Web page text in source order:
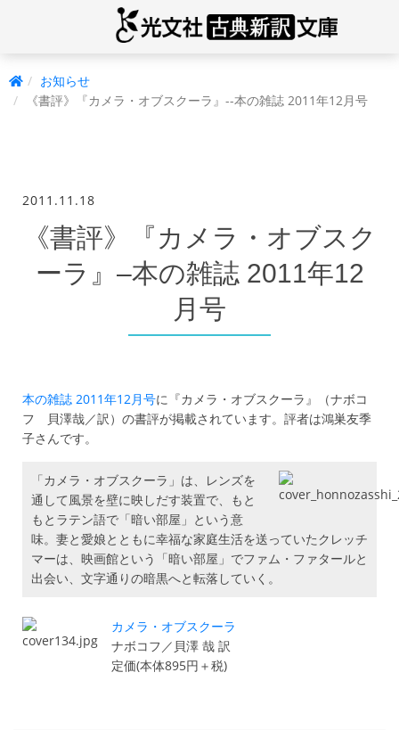
お知らせ
《書評》『カメラ・オブスクーラ』--本の雑誌 2011年12月号
2011.11.18
《書評》『カメラ・オブスク
ーラ』–本の雑誌 2011年12
月号
本の雑誌 2011年12月号に『カメラ・オブスクーラ』（ナボコ
フ 貝澤哉／訳）の書評が掲載されています。評者は鴻巣友季
子さんです。
「カメラ・オブスクーラ」は、レンズを
通して風景を壁に映しだす装置で、もと
もとラテン語で「暗い部屋」という意
味。妻と愛娘とともに幸福な家庭生活を送っていたクレッチ
マーは、映画館という「暗い部屋」でファム・ファタールと
出会い、文字通りの暗黒へと転落していく。
カメラ・オブスクーラ
ナボコフ／貝澤 哉 訳
定価(本体895円＋税)